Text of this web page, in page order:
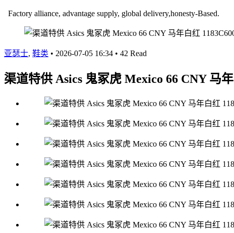
Factory alliance, advantage supply, global delivery,honesty-Based.
亚瑟士, 鞋类 • 2026-07-05 16:34 • 42 Read
渠道特供 Asics 鬼冢虎 Mexico 66 CNY 马